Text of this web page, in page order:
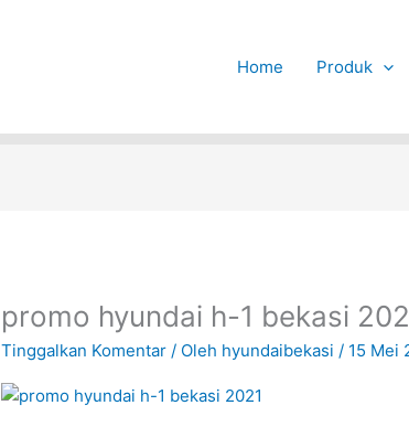
Home Produk
promo hyundai h-1 bekasi
Tinggalkan Komentar / Oleh hyundaibekasi/ 15 Mei